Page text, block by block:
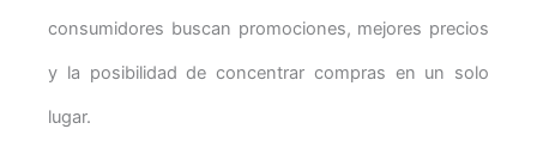
consumidores buscan promociones, mejores precios
y la posibilidad de concentrar compras en un solo
lugar.